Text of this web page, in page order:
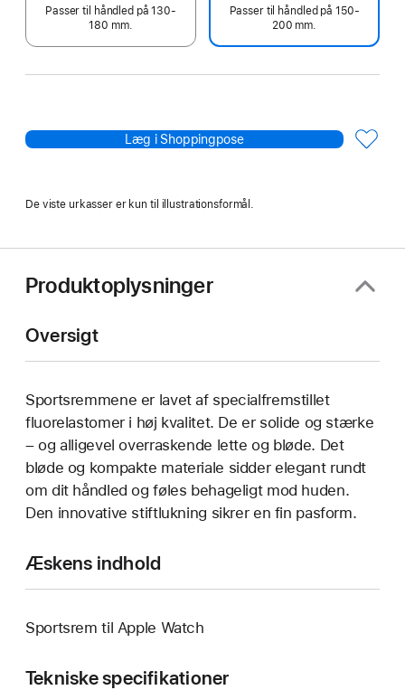
Passer til håndled på 130-
180 mm.
Passer til håndled på 150-
200 mm.
Læg i Shoppingpose
De viste urkasser er kun til illustrationsformål.
Produktoplysninger
Oversigt
Sportsremmene er lavet af specialfremstillet
fluorelastomer i høj kvalitet. De er solide og stærke
– og alligevel overraskende lette og bløde. Det
bløde og kompakte materiale sidder elegant rundt
om dit håndled og føles behageligt mod huden.
Den innovative stiftlukning sikrer en fin pasform.
Æskens indhold
Sportsrem til Apple Watch
Tekniske specifikationer